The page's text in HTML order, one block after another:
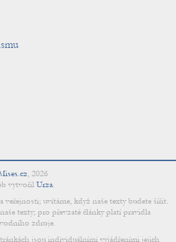
, 2026
vytvořil Urza.
veřejnosti; uvítáme, když naše texty budete šířit.
texty; pro převzaté články platí pravidla
zdroje.
jsou individuálními vyjádřeními jejich